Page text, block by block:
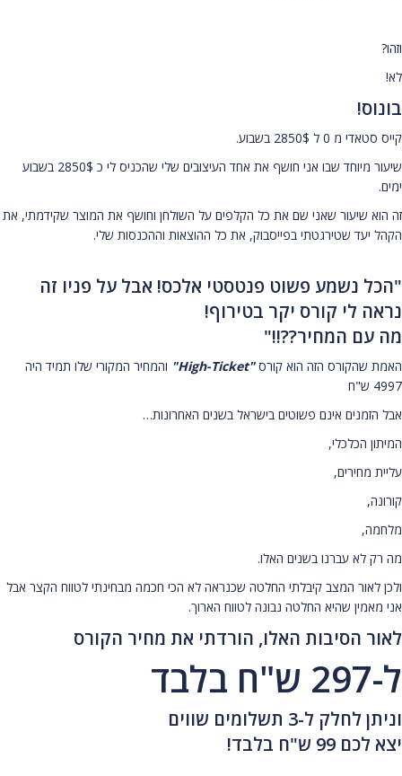
וזהו?
לא!
בונוס!
קייס סטאדי מ 0 ל 2850$ בשבוע.
שיעור מיוחד שבו אני חושף את אחד העיצובים שלי שהכניס לי כ 2850$ בשבוע
ימים.
זה הוא שיעור שאני שם את כל הקלפים על השולחן וחושף את המוצר שקידמתי, את
הקהל יעד שטירגטתי בפייסבוק, את כל ההוצאות וההכנסות שלי.
"הכל נשמע פשוט פנטסטי אלכס! אבל על פניו זה
נראה לי קורס יקר בטירוף!
מה עם המחיר??!!"
האמת שהקורס הזה הוא קורס"High-Ticket"
והמחיר המקורי שלו תמיד היה
4997 ש"ח
אבל הזמנים אינם פשוטים בישראל בשנים האחרונות…
המיתון הכלכלי,
עליית מחירים,
קורונה,
מלחמה,
מה רק לא עברנו בשנים האלו.
ולכן לאור המצב קיבלתי החלטה שכנראה לא הכי חכמה מבחינתי לטווח הקצר אבל
אני מאמין שהיא החלטה נבונה לטווח הארוך.
לאור הסיבות האלו, הורדתי את מחיר הקורס
ל-297 ש"ח בלבד
וניתן לחלק ל-3 תשלומים שווים
יצא לכם 99 ש"ח בלבד!